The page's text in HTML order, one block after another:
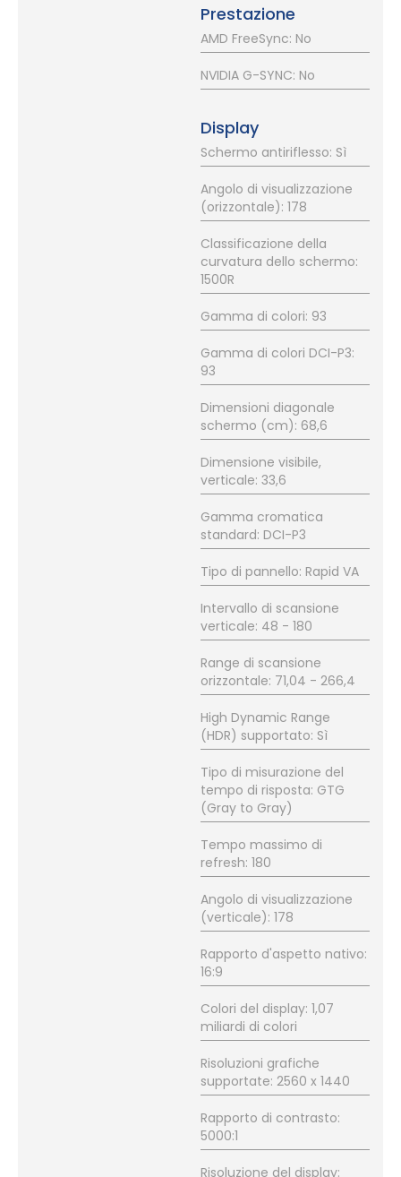
Prestazione
AMD FreeSync: No
NVIDIA G-SYNC: No
Display
Schermo antiriflesso: Sì
Angolo di visualizzazione
(orizzontale): 178
Classificazione della
curvatura dello schermo:
1500R
Gamma di colori: 93
Gamma di colori DCI-P3:
93
Dimensioni diagonale
schermo (cm): 68,6
Dimensione visibile,
verticale: 33,6
Gamma cromatica
standard: DCI-P3
Tipo di pannello: Rapid VA
Intervallo di scansione
verticale: 48 - 180
Range di scansione
orizzontale: 71,04 - 266,4
High Dynamic Range
(HDR) supportato: Sì
Tipo di misurazione del
tempo di risposta: GTG
(Gray to Gray)
Tempo massimo di
refresh: 180
Angolo di visualizzazione
(verticale): 178
Rapporto d'aspetto nativo:
16:9
Colori del display: 1,07
miliardi di colori
Risoluzioni grafiche
supportate: 2560 x 1440
Rapporto di contrasto:
5000:1
Risoluzione del display: